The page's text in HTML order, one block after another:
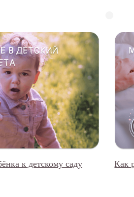
к детскому саду
Как